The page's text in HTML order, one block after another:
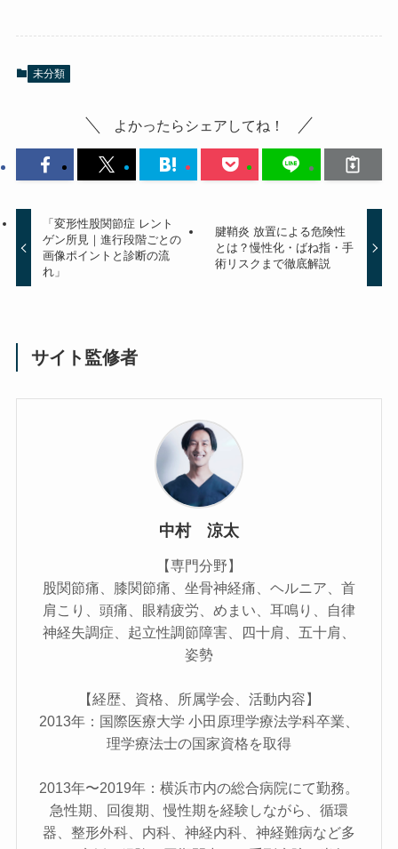
未分類
よかったらシェアしてね！
「変形性股関節症 レント
ゲン所見｜進行段階ごとの
画像ポイントと診断の流
れ」
腱鞘炎 放置による危険性
とは？慢性化・ばね指・手
術リスクまで徹底解説
サイト監修者
中村 涼太
【専門分野】
股関節痛、膝関節痛、坐骨神経痛、ヘルニア、首
肩こり、頭痛、眼精疲労、めまい、耳鳴り、自律
神経失調症、起立性調節障害、四十肩、五十肩、
姿勢
【経歴、資格、所属学会、活動内容】
2013年：国際医療大学 小田原理学療法学科卒業、
理学療法士の国家資格を取得
2013年〜2019年：横浜市内の総合病院にて勤務。
急性期、回復期、慢性期を経験しながら、循環
器、整形外科、内科、神経内科、神経難病など多